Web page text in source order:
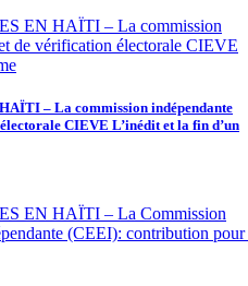
– La commission indépendante
CIEVE L’inédit et la fin d’un